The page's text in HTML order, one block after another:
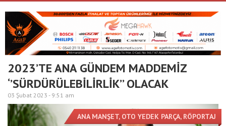
2023’TE ANA GÜNDEM MADDEMİZ
‘’SÜRDÜRÜLEBİLİRLİK’’ OLACAK
03 Şubat 2023 - 9:51 am
ANA MANŞET, OTO YEDEK PARÇA, RÖPORTAJ